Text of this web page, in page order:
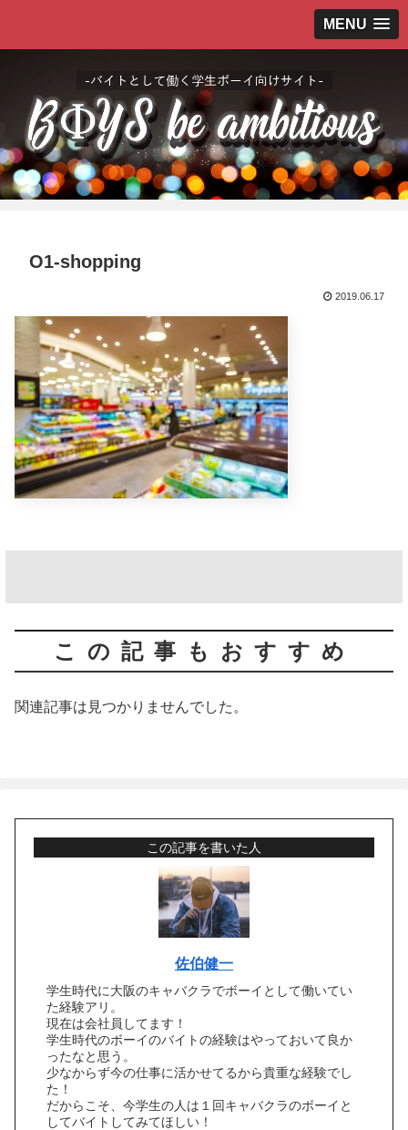
MENU
O1-shopping
2019.06.17
この記事もおすすめ
関連記事は見つかりませんでした。
この記事を書いた人
佐伯健一
学生時代に大阪のキャバクラでボーイとして働いてい
た経験アリ。
現在は会社員してます！
学生時代のボーイのバイトの経験はやっておいて良か
ったなと思う。
少なからず今の仕事に活かせてるから貴重な経験でし
た！
だからこそ、今学生の人は１回キャバクラのボーイと
してバイトしてみてほしい！